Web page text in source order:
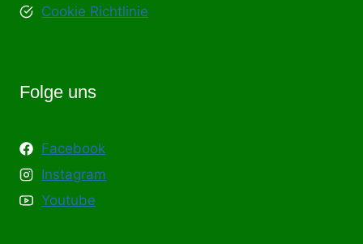
Cookie Richtlinie
Folge uns
Facebook
Instagram
Youtube